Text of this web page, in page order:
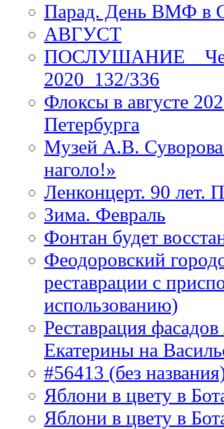
Парад. День ВМФ в
АВГУСТ
ПОСЛУШАНИЕ _
2020_132/336
Флоксы в августе
Петербурга
Музей А.В.
наголо!»
Ленконцерт. 90 лет.
Зима. Февраль
Фонтан будет
Феодоровский
реставрации с
использованию)
Реставрация
Екатерины на
#56413 (без
Яблони в цвету в
Яблони в цвету в